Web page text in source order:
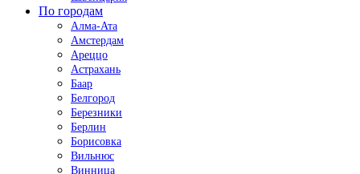
По городам
Алма-Ата
Амстердам
Ареццо
Астрахань
Баар
Белгород
Березники
Берлин
Борисовка
Вильнюс
Винница